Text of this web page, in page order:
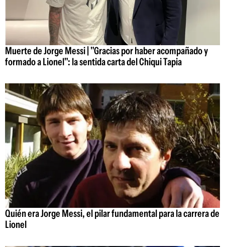
Muerte de Jorge Messi | "Gracias por haber acompañado y
formado a Lionel": la sentida carta del Chiqui Tapia
Quién era Jorge Messi, el pilar fundamental para la carrera de
Lionel